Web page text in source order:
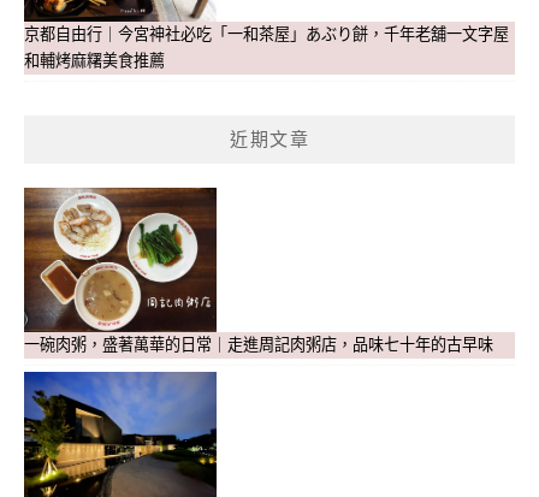
京都自由行｜今宮神社必吃「一和茶屋」あぶり餅，千年老舖一文字屋
和輔烤麻糬美食推薦
近期文章
一碗肉粥，盛著萬華的日常｜走進周記肉粥店，品味七十年的古早味